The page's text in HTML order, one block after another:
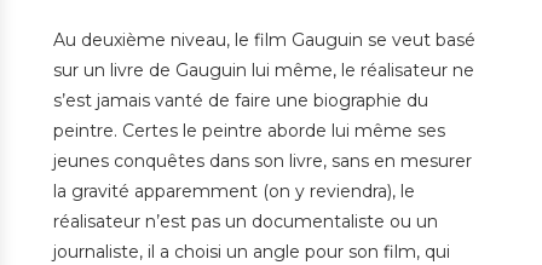
Au deuxième niveau, le film Gauguin se veut basé
sur un livre de Gauguin lui même, le réalisateur ne
s’est jamais vanté de faire une biographie du
peintre. Certes le peintre aborde lui même ses
jeunes conquêtes dans son livre, sans en mesurer
la gravité apparemment (on y reviendra), le
réalisateur n’est pas un documentaliste ou un
journaliste, il a choisi un angle pour son film, qui